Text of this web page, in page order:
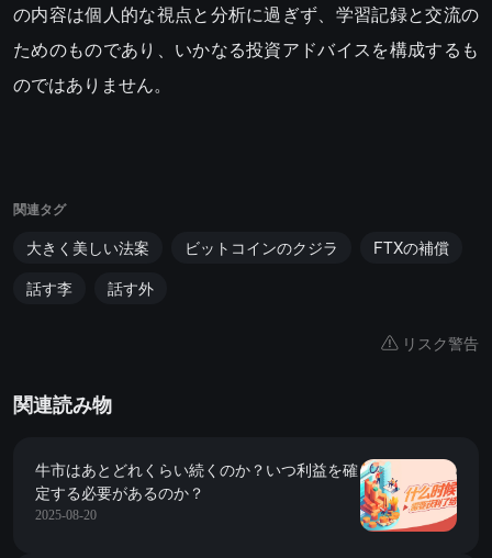
の内容は個人的な視点と分析に過ぎず、学習記録と交流の
ためのものであり、いかなる投資アドバイスを構成するも
のではありません。
関連タグ
大きく美しい法案 ビットコインのクジラ
FTXの補償
話す李
話す外
リスク警告
関連読み物
牛市はあとどれくらい続くのか？いつ利益を確
定する必要があるのか？
2025-08-20